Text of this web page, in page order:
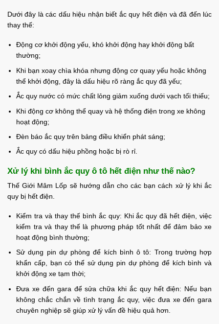
Dưới đây là các dấu hiệu nhận biết ắc quy hết điện và đã đến lúc
thay thế:
Động cơ khởi động yếu, khó khởi động hay khởi động bất
thường;
Khi bạn xoay chìa khóa nhưng động cơ quay yếu hoặc không
thể khởi động, đây là dấu hiệu rõ ràng ắc quy đã yếu;
Ắc quy nước có mức chất lỏng giảm xuống dưới vạch tối thiểu;
Khi động cơ không thể quay và hệ thống điện trong xe không
hoạt động;
Đèn báo ắc quy trên bảng điều khiển phát sáng;
Ắc quy có dấu hiệu phồng hoặc bị rò rỉ.
Xử lý khi bình ắc quy ô tô hết điện như thế nào?
Thế Giới Mâm Lốp sẽ hướng dẫn cho các bạn cách xử lý khi ắc
quy bị hết điện.
Kiểm tra và thay thế bình ắc quy: Khi ắc quy đã hết điện, việc
kiểm tra và thay thế là phương pháp tốt nhất để đảm bảo xe
hoạt động bình thường;
Sử dụng pin dự phòng để kích bình ô tô: Trong trường hợp
khẩn cấp, bạn có thể sử dụng pin dự phòng để kích bình và
khởi động xe tạm thời;
Đưa xe đến gara để sửa chữa khi ắc quy hết điện: Nếu bạn
không chắc chắn về tình trạng ắc quy, việc đưa xe đến gara
chuyên nghiệp sẽ giúp xử lý vấn đề hiệu quả hơn.